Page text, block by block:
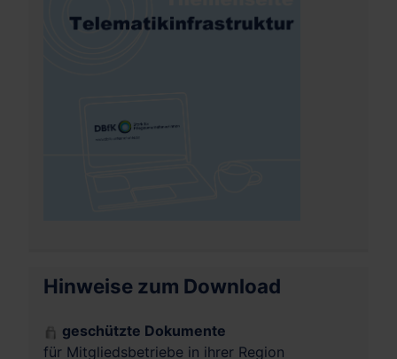
Hinweise zum Download
geschützte Dokumente
für Mitgliedsbetriebe in ihrer Region